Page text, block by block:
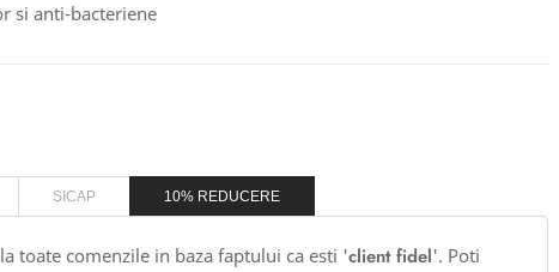
si anti-bacteriene
SICAP 10% REDUCERE
la toate comenzile in baza faptului ca esti 'client fidel'. Poti